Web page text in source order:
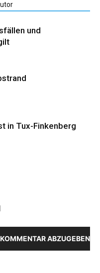
und
in Tux-Finkenberg
ABZUGEBEN